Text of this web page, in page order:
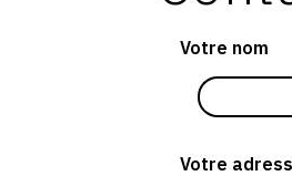
Votre nom
Votre